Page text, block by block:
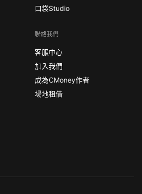
口袋Studio
聯絡我們
客服中心
加入我們
成為CMoney作者
場地租借